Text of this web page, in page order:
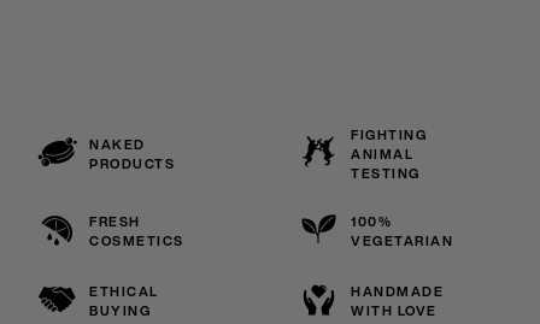
NAKED
PRODUCTS
FIGHTING
ANIMAL
TESTING
FRESH
COSMETICS
100%
VEGETARIAN
ETHICAL
BUYING
HANDMADE
WITH LOVE